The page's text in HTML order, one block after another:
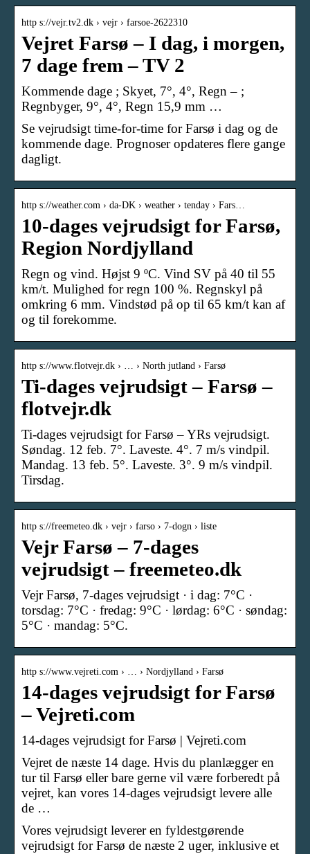
http s://vejr.tv2.dk › vejr › farsoe-2622310
Vejret Farsø – I dag, i morgen,
7 dage frem – TV 2
Kommende dage ; Skyet, 7°, 4°, Regn – ;
Regnbyger, 9°, 4°, Regn 15,9 mm …
Se vejrudsigt time-for-time for Farsø i dag og de
kommende dage. Prognoser opdateres flere gange
dagligt.
http s://weather.com › da-DK › weather › tenday › Fars…
10-dages vejrudsigt for Farsø,
Region Nordjylland
Regn og vind. Højst 9 ºC. Vind SV på 40 til 55
km/t. Mulighed for regn 100 %. Regnskyl på
omkring 6 mm. Vindstød på op til 65 km/t kan af
og til forekomme.
http s://www.flotvejr.dk › … › North jutland › Farsø
Ti-dages vejrudsigt – Farsø –
flotvejr.dk
Ti-dages vejrudsigt for Farsø – YRs vejrudsigt.
Søndag. 12 feb. 7°. Laveste. 4°. 7 m/s vindpil.
Mandag. 13 feb. 5°. Laveste. 3°. 9 m/s vindpil.
Tirsdag.
http s://freemeteo.dk › vejr › farso › 7-dogn › liste
Vejr Farsø – 7-dages
vejrudsigt – freemeteo.dk
Vejr Farsø, 7-dages vejrudsigt · i dag: 7°C ·
torsdag: 7°C · fredag: 9°C · lørdag: 6°C · søndag:
5°C · mandag: 5°C.
http s://www.vejreti.com › … › Nordjylland › Farsø
14-dages vejrudsigt for Farsø
– Vejreti.com
14-dages vejrudsigt for Farsø | Vejreti.com
Vejret de næste 14 dage. Hvis du planlægger en
tur til Farsø eller bare gerne vil være forberedt på
vejret, kan vores 14-dages vejrudsigt levere alle
de …
Vores vejrudsigt leverer en fyldestgørende
vejrudsigt for Farsø de næste 2 uger, inklusive et